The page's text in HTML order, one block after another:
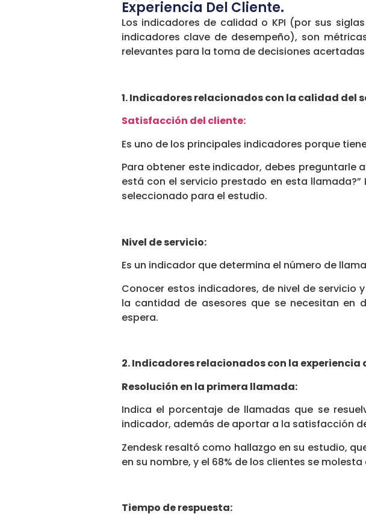
Experiencia Del Cliente.
Los indicadores de calidad o KPI (por sus
indicadores clave de desempeño), son
relevantes para la toma de decisiones
1. Indicadores relacionados con la calidad del
Satisfacción del cliente:
Es uno de los principales indicadores porque
Para obtener este indicador, debes preguntarle
está con el servicio prestado en esta
seleccionado para el estudio.
Nivel de servicio:
Es un indicador que determina el número de
Conocer estos indicadores, de nivel de
la cantidad de asesores que se necesitan en
espera.
2. Indicadores relacionados con la experiencia
Resolución en la primera llamada:
Indica el porcentaje de llamadas que se
indicador, además de aportar a la satisfacción
Zendesk resaltó como hallazgo en su estudio,
en su nombre, y el 68% de los clientes se
Tiempo de respuesta: